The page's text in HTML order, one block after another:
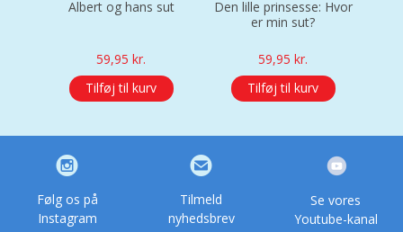
Albert og hans sut
59,95kr.
Tilføj til kurv
Den lille prinsesse: Hvor
er min sut?
59,95kr.
Tilføj til kurv
Følg os på
Instagram
Tilmeld
nyhedsbrev
Se vores
Youtube-kanal